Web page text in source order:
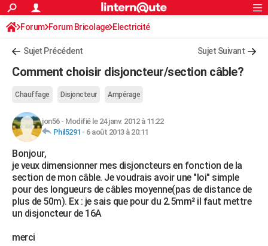
ACTUALITÉS
Politique
Société
Faits Divers
Education
Monde
Villes
+
AUTO
Essais
Réserver un essai
Citadines
Berlines
SUV
Forum auto
+HIGH-TECH
Mobiles
Meilleur smartphone
Internet
Ordinateurs
Jeux vidéo
Guide high-tech
+BRICOLAGE
Forum
Aménagement intérieur
Extérieur
Cuisine
Salle de bains
Jardinage
Rangement
WEEK-END
Guides de France
Escapades
Patrimoine
Expositions
Musées
Week-end nature
+LIFESTYLE
SANTE
S'inscrire
Connexion
Forum Forum Bricolage Electricité
Sujet Précédent Sujet Suivant
Comment choisir disjoncteur/section câble?
Chauffage Disjoncteur Ampérage
jon56- Modifié le 24 janv. 2012 à 11:22
Phil5291 - 6 août 2013 à 20:11
Bonjour,
je veux dimensionner mes disjoncteurs en fonction de la
section de mon câble. Je voudrais avoir une "loi" simple
pour des longueurs de câbles moyenne(pas de distance de
plus de 50m). Ex : je sais que pour du 2.5mm² il faut mettre
un disjoncteur de 16A
merci